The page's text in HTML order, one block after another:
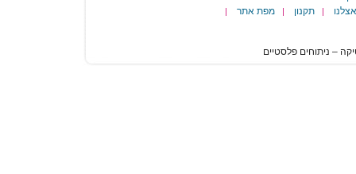
| תקנון | מפת אתר |